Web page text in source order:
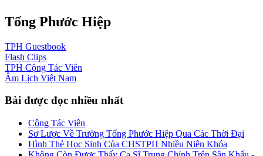
Tống Phước Hiệp
TPH Guestbook
Flash Clips
TPH Cộng Tác Viên
Âm Lịch Việt Nam
Bài được đọc nhiều nhất
Cộng Tác Viên
Sơ Lược Về Trường Tống Phước Hiệp Qua Các Thời Đại
Hình Thẻ Học Sinh Của CHSTPH Nhiều Niên Khóa